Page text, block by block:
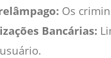
Os
Bancárias: